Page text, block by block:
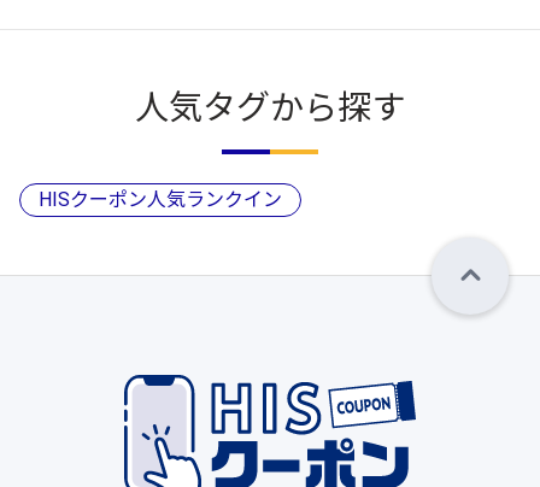
人気タグから探す
HISクーポン人気ランクイン